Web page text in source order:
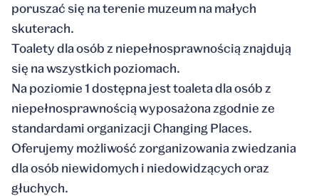
poruszać się na terenie muzeum na małych
skuterach.
Toalety dla osób z niepełnosprawnością znajdują
się na wszystkich poziomach.
Na poziomie 1 dostępna jest toaleta dla osób z
niepełnosprawnością wyposażona zgodnie ze
standardami organizacji Changing Places.
Oferujemy możliwość zorganizowania zwiedzania
dla osób niewidomych i niedowidzących oraz
głuchych.